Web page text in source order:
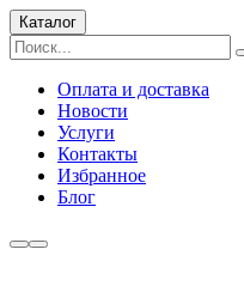
Каталог
Оплата и доставка
Новости
Услуги
Контакты
Избранное
Блог